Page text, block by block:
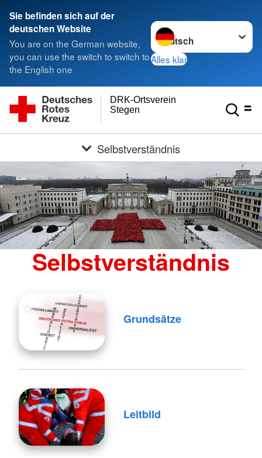
Sie befinden sich auf der
deutschen Website
You are on the German website,
you can use the switch to switch to
the English one
Sprache wechseln zu
Alles klar
Stegen
DRK-Ortsverein
Selbstverständnis
Selbstverständnis
Grundsätze
Leitbild